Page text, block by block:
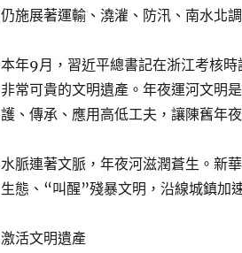
仍施展著運輸、澆灌、防汛、南水北
本年9月，習近平總書記在浙江考核
非常可貴的文明遺產。年夜運河文明
護、傳承、應用高低工夫，讓陳舊年
水脈連著文脈，年夜河滋潤蒼生。新
生態、“叫醒”殘暴文明，沿線城鎮加
激活文明遺產